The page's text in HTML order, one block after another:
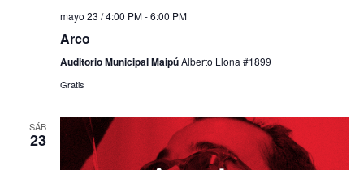
mayo 23 / 4:00 PM-6:00 PM
Arco
Auditorio Municipal MaipúAlberto Llona #1899
Gratis
SÁB
23